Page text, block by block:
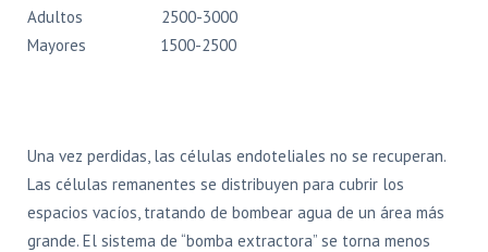
Adultos 2500-3000
Mayores 1500-2500
Una vez perdidas, las células endoteliales no se recuperan.
Las células remanentes se distribuyen para cubrir los
espacios vacíos, tratando de bombear agua de un área más
grande. El sistema de “bomba extractora” se torna menos